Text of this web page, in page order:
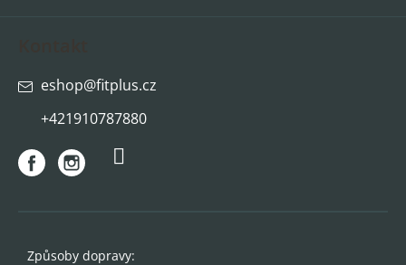
eshop@fitplus.cz
+421910787880
Způsoby dopravy: